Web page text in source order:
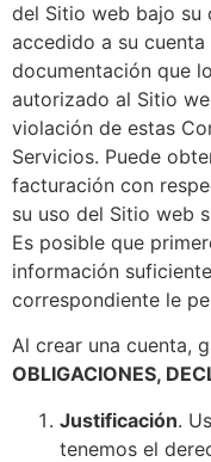
del Sitio web bajo su
accedido a su
documentación que
autorizado al Sitio
violación de estas
Servicios. Puede
facturación con
su uso del Sitio web
Es posible que
información
correspondiente le
Al crear una cuenta,
OBLIGACIONES,
Justificación.
tenemos el